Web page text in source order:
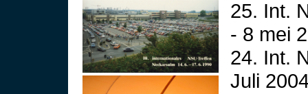
25. Int.
- 8 mei
24. Int.
Juli